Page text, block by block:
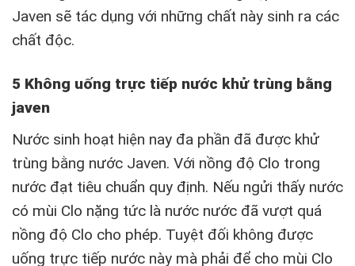
Javen sẽ tác dụng với những chất này sinh ra các
chất độc.
5 Không uống trực tiếp nước khử trùng bằng
javen
Nước sinh hoạt hiện nay đa phần đã được khử
trùng bằng nước Javen. Với nồng độ Clo trong
nước đạt tiêu chuẩn quy định. Nếu ngửi thấy nước
có mùi Clo nặng tức là nước nước đã vượt quá
nồng độ Clo cho phép. Tuyệt đối không được
uống trực tiếp nước này mà phải để cho mùi Clo